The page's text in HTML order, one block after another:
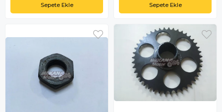
Sepete Ekle Sepete Ekle